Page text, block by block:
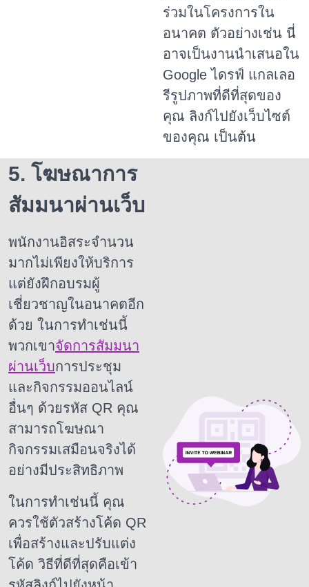
ร่วมในโครงการใน
อนาคต ตัวอย่างเช่น นี่
อาจเป็นงานนำเสนอใน
Google ไดรฟ์ แกลเลอ
รีรูปภาพที่ดีที่สุดของ
คุณ ลิงก์ไปยังเว็บไซต์
ของคุณ เป็นต้น
5. โฆษณาการ
สัมมนาผ่านเว็บ
พนักงานอิสระจำนวน
มากไม่เพียงให้บริการ
แต่ยังฝึกอบรมผู้
เชี่ยวชาญในอนาคตอีก
ด้วย ในการทำเช่นนี้
พวกเขาจัดการสัมมนา
ผ่านเว็บการประชุม
และกิจกรรมออนไลน์
อื่นๆ ด้วยรหัส QR คุณ
สามารถโฆษณา
กิจกรรมเสมือนจริงได้
อย่างมีประสิทธิภาพ
ในการทำเช่นนี้ คุณ
ควรใช้ตัวสร้างโค้ด QR
เพื่อสร้างและปรับแต่ง
โค้ด วิธีที่ดีที่สุดคือเข้า